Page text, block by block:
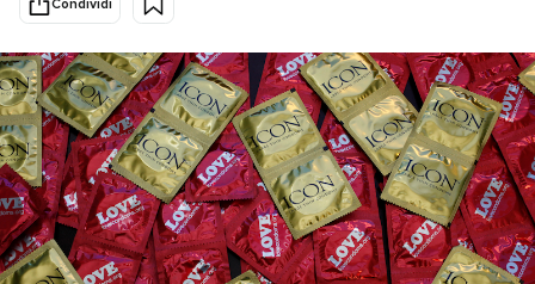
PODCAST
NEWSLETTER
I MIEI PREFERITI
Condividi